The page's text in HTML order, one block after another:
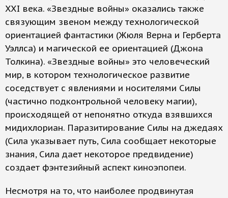
XXI века. «Звездные войны» оказались также
связующим звеном между технологической
ориентацией фантастики (Жюля Верна и Герберта
Уэллса) и магической ее ориентацией (Джона
Толкина). «Звездные войны» это человеческий
мир, в котором технологическое развитие
соседствует с явлениями и носителями Силы
(частично подконтрольной человеку магии),
происходящей от непонятно откуда взявшихся
мидихлориан. Паразитирование Силы на джедаях
(Сила указывает путь, Сила сообщает некоторые
знания, Сила дает некоторое предвидение)
создает фэнтезийный аспект киноэпопеи.
Несмотря на то, что наиболее продвинутая